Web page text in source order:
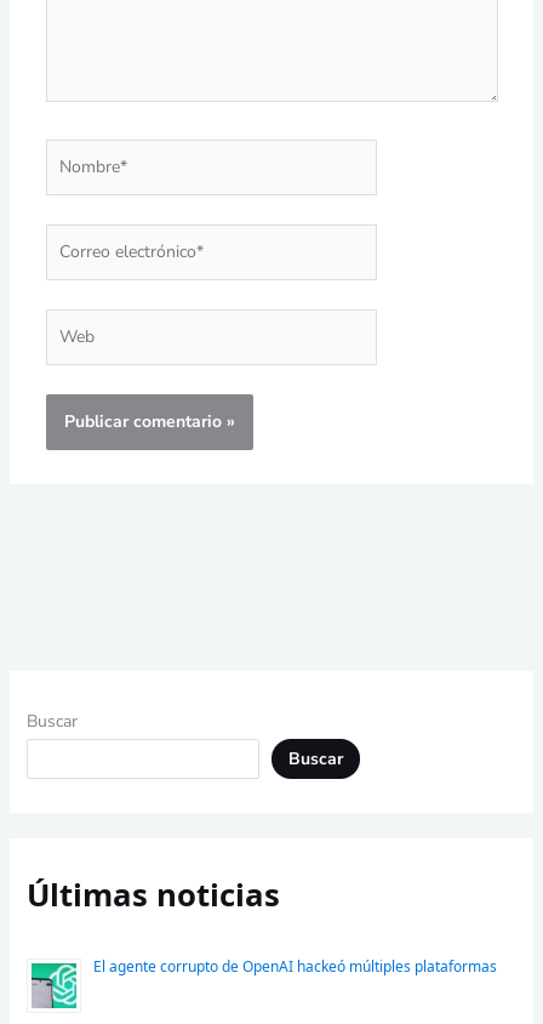
electrónico*
Buscar
Buscar
Últimas noticias
El agente corrupto de OpenAI hackeó múltiples plataformas